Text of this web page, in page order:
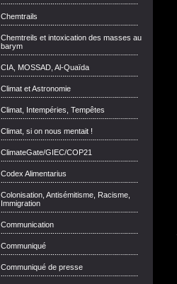
Chemtrails
Chemtreils et intoxication des masses au
barym
CIA, MOSSAD, Al-Quaïda
Climat et Astronomie
Climat, Intempéries, Tempêtes
Climat, si on nous mentait !
ClimateGate/GIEC/COP21
Codex Alimentarius
Colonisation, Antisémitisme, Racisme,
Immigration
Communication
Communiqué
Communiqué de presse